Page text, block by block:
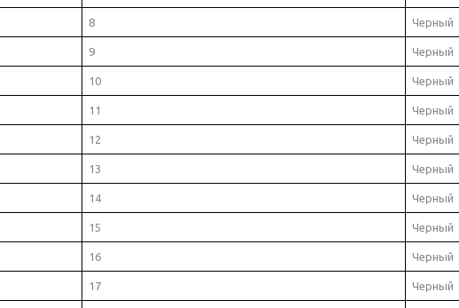
8 Черный
9 Черный
10 Черный
11 Черный
12 Черный
13 Черный
14 Черный
15 Черный
16 Черный
17 Черный